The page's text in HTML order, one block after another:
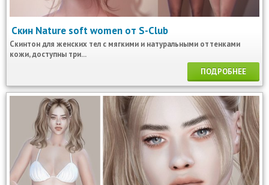
Скин Nature soft women от S-Club
Скинтон для женских тел с мягкими и натуральными оттенками
кожи, доступны три...
ПОДРОБНЕЕ